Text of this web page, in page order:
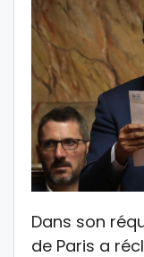
Dans son
de Paris a